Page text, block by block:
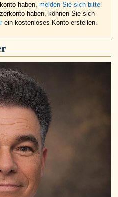
haben, melden Sie sich bitte
haben, können Sie sich
ein kostenloses Konto erstellen.